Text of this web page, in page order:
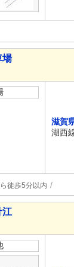
場
滋賀
湖西
徒歩5分以内
江